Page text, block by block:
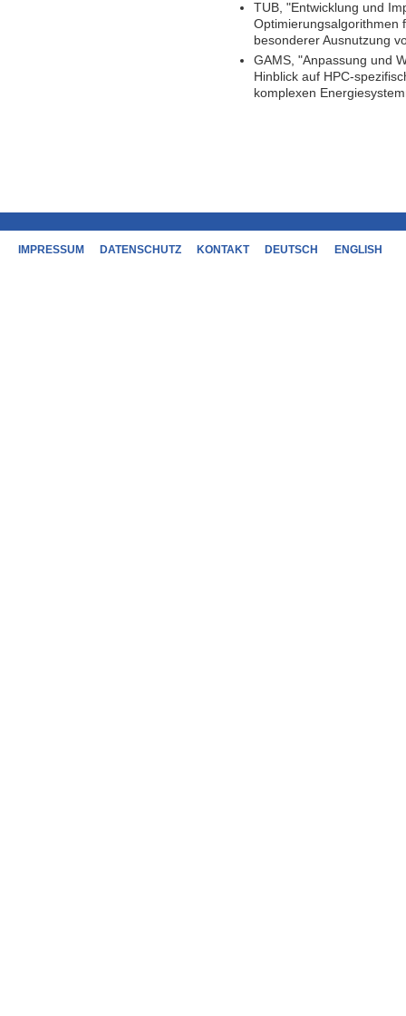
TUB, "Entwicklung und
Optimierungsalgorithmen
besonderer Ausnutzung
GAMS, "Anpassung und
Hinblick auf HPC-
komplexen
IMPRESSUM DATENSCHUTZ KONTAKT DEUTSCH ENGLISH